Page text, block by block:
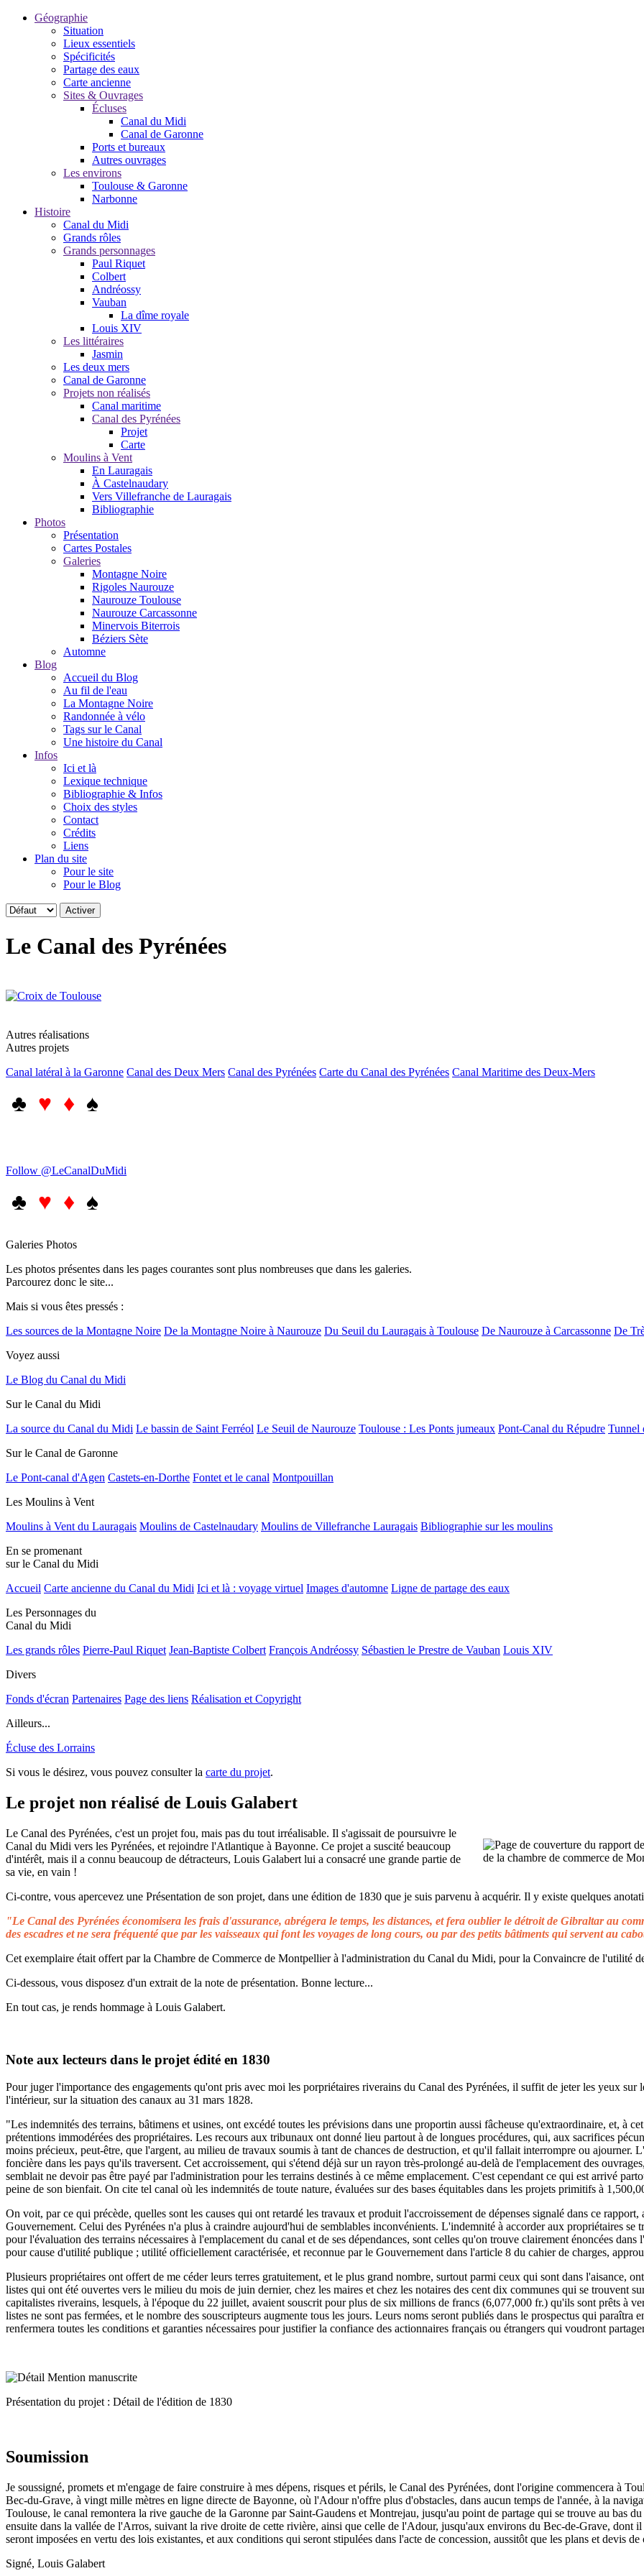
Géographie
Situation
Lieux essentiels
Spécificités
Partage des eaux
Carte ancienne
Sites & Ouvrages
Écluses
Canal du Midi
Canal de Garonne
Ports et bureaux
Autres ouvrages
Les environs
Toulouse & Garonne
Narbonne
Histoire
Canal du Midi
Grands rôles
Grands personnages
Paul Riquet
Colbert
Andréossy
Vauban
La dîme royale
Louis XIV
Les littéraires
Jasmin
Les deux mers
Canal de Garonne
Projets non réalisés
Canal maritime
Canal des Pyrénées
Projet
Carte
Moulins à Vent
En Lauragais
À Castelnaudary
Vers Villefranche de Lauragais
Bibliographie
Photos
Présentation
Cartes Postales
Galeries
Montagne Noire
Rigoles Naurouze
Naurouze Toulouse
Naurouze Carcassonne
Minervois Biterrois
Béziers Sète
Automne
Blog
Accueil du Blog
Au fil de l'eau
La Montagne Noire
Randonnée à vélo
Tags sur le Canal
Une histoire du Canal
Infos
Ici et là
Lexique technique
Bibliographie & Infos
Choix des styles
Contact
Crédits
Liens
Plan du site
Pour le site
Pour le Blog
Le Canal des Pyrénées
Autres réalisations
Autres projets
Canal latéral à la Garonne Canal des Deux Mers Canal des Pyrénées Carte du Canal des Pyrénées Canal Maritime des Deux-Mers
♣ ♥ ♦ ♠
Follow @LeCanalDuMidi
♣ ♥ ♦ ♠
Galeries Photos
Les photos présentes dans les pages courantes sont plus nombreuses que dans les galeries.
Parcourez donc le site...
Mais si vous êtes pressés :
Les sources de la Montagne Noire De la Montagne Noire à Naurouze Du Seuil du Lauragais à Toulouse De Naurouze à Carcassonne De
Voyez aussi
Le Blog du Canal du Midi
Sur le Canal du Midi
La source du Canal du Midi Le bassin de Saint Ferréol Le Seuil de Naurouze Toulouse : Les Ponts jumeaux Pont-Canal du Répudre Tunnel
Sur le Canal de Garonne
Le Pont-canal d'Agen Castets-en-Dorthe Fontet et le canal Montpouillan
Les Moulins à Vent
Moulins à Vent du Lauragais Moulins de Castelnaudary Moulins de Villefranche Lauragais Bibliographie sur les moulins
En se promenant
sur le Canal du Midi
Accueil Carte ancienne du Canal du Midi Ici et là : voyage virtuel Images d'automne Ligne de partage des eaux
Les Personnages du
Canal du Midi
Les grands rôles Pierre-Paul Riquet Jean-Baptiste Colbert François Andréossy Sébastien le Prestre de Vauban Louis XIV
Divers
Fonds d'écran Partenaires Page des liens Réalisation et Copyright
Ailleurs...
Écluse des Lorrains
Si vous le désirez, vous pouvez consulter la carte du projet.
Le projet non réalisé de Louis Galabert
Le Canal des Pyrénées, c'est un projet fou, mais pas du tout irréalisable. Il s'agissait de poursuivre le
Canal du Midi vers les Pyrénées, et rejoindre l'Atlantique à Bayonne. Ce projet a suscité beaucoup
d'intérêt, mais il a connu beaucoup de détracteurs, Louis Galabert lui a consacré une grande partie de
sa vie, en vain !
Ci-contre, vous apercevez une Présentation de son projet, dans une édition de 1830 que je suis parvenu à acquérir. Il y existe quelques
"Le Canal des Pyrénées économisera les frais d'assurance, abrégera le temps, les distances, et fera oublier le détroit de Gibraltar au
des escadres et ne sera fréquenté que par les vaisseaux qui font les voyages de long cours, ou par des petits bâtiments qui servent au
Cet exemplaire était offert par la Chambre de Commerce de Montpellier à l'administration du Canal du Midi, pour la Convaincre de l'utilité
Ci-dessous, vous disposez d'un extrait de la note de présentation. Bonne lecture...
En tout cas, je rends hommage à Louis Galabert.
Note aux lecteurs dans le projet édité en 1830
Pour juger l'importance des engagements qu'ont pris avec moi les porpriétaires riverains du Canal des Pyrénées, il suffit de jeter les yeux
l'intérieur, sur la situation des canaux au 31 mars 1828.
"Les indemnités des terrains, bâtimens et usines, ont excédé toutes les prévisions dans une proportin aussi fâcheuse qu'extraordinaire, et, à
prétentions immodérées des propriétaires. Les recours aux tribunaux ont donné lieu partout à de longues procédures, qui, aux sacrifices
moins précieux, peut-être, que l'argent, au milieu de travaux soumis à tant de chances de destruction, et qu'il fallait interrompre ou ajourner.
foncière dans les pays qu'ils traversent. Cet accroissement, qui s'étend déjà sur un rayon très-prolongé au-delà de l'emplacement des
semblait ne devoir pas être payé par l'administration pour les terrains destinés à ce même emplacement. C'est cependant ce qui est arrivé
peine de son bienfait. On cite tel canal où les indemnités de toute nature, évaluées sur des bases équitables dans les projets primitifs à
On voit, par ce qui précède, quelles sont les causes qui ont retardé les travaux et produit l'accroissement de dépenses signalé dans ce
Gouvernement. Celui des Pyrénées n'a plus à craindre aujourd'hui de semblables inconvénients. L'indemnité à accorder aux propriétaires se
pour l'évaluation des terrains nécessaires à l'emplacement du canal et de ses dépendances, sont celles qu'on trouve clairement énoncées
pour cause d'utilité publique ; utilité officiellement caractérisée, et reconnue par le Gouvernement dans l'article 8 du cahier de charges,
Plusieurs propriétaires ont offert de me céder leurs terres gratuitement, et le plus grand nombre, surtout parmi ceux qui sont dans l'aisance,
listes qui ont été ouvertes vers le milieu du mois de juin dernier, chez les maires et chez les notaires des cent dix communes qui se trouvent
capitalistes riverains, lesquels, à l'époque du 22 juillet, avaient souscrit pour plus de six millions de francs (6,077,000 fr.) qu'ils sont prêts à
listes ne sont pas fermées, et le nombre des souscripteurs augmente tous les jours. Leurs noms seront publiés dans le prospectus qui
renfermera toutes les conditions et garanties nécessaires pour justifier la confiance des actionnaires français ou étrangers qui voudront
Présentation du projet : Détail de l'édition de 1830
Soumission
Je soussigné, promets et m'engage de faire construire à mes dépens, risques et périls, le Canal des Pyrénées, dont l'origine commencera à
Bec-du-Grave, à vingt mille mètres en ligne directe de Bayonne, où l'Adour n'offre plus d'obstacles, dans aucun temps de l'année, à la
Toulouse, le canal remontera la rive gauche de la Garonne par Saint-Gaudens et Montrejau, jusqu'au point de partage qui se trouve au bas
ensuite dans la vallée de l'Arros, suivant la rive droite de cette rivière, ainsi que celle de l'Adour, jusqu'aux environs du Bec-de-Grave, dont
seront imposées en vertu des lois existantes, et aux conditions qui seront stipulées dans l'acte de concession, aussitôt que les plans et devis
Signé, Louis Galabert